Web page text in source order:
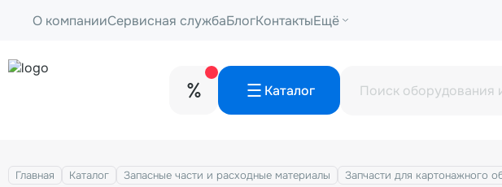
О компанииСервисная службаБлогКонтактыЕщё
Каталог
Главная Каталог Запасные части и расходные материалы Запчасти для картонажного